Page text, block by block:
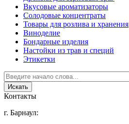
Вкусовые ароматизаторы
Солодовые концентраты
Товары для розлива и хранения
Виноделие
Бондарные изделия
Настойки из трав и специй
Этикетки
Контакты
г. Барнаул: